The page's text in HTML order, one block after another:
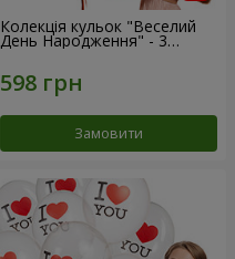
Колекція кульок "Веселий
День Народження" - 3
кульки
Замовити